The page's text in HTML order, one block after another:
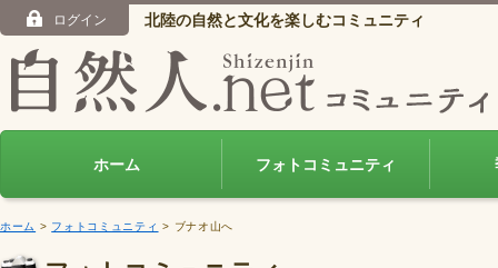
ログイン 北陸の自然と文化を楽しむコミュニティ
ホーム フォトコミュニティ
ホーム > フォトコミュニティ > ブナオ山へ